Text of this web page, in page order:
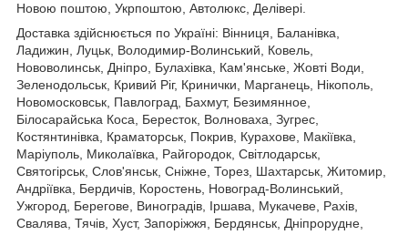
Новою поштою, Укрпоштою, Автолюкс, Делівері.
Доставка здійснюється по Україні: Вінниця, Баланівка,
Ладижин, Луцьк, Володимир-Волинський, Ковель,
Нововолинськ, Дніпро, Булахівка, Кам'янське, Жовті Води,
Зеленодольськ, Кривий Ріг, Кринички, Марганець, Нікополь,
Новомосковськ, Павлоград, Бахмут, Безимянное,
Білосарайська Коса, Бересток, Волноваха, Зугрес,
Костянтинівка, Краматорськ, Покрив, Курахове, Макіївка,
Маріуполь, Миколаївка, Райгородок, Світлодарськ,
Святогірськ, Слов'янськ, Сніжне, Торез, Шахтарськ, Житомир,
Андріївка, Бердичів, Коростень, Новоград-Волинський,
Ужгород, Берегове, Виноградів, Іршава, Мукачеве, Рахів,
Свалява, Тячів, Хуст, Запоріжжя, Бердянськ, Дніпрорудне,